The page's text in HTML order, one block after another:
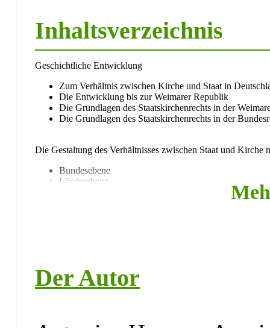
Inhaltsverzeichnis
Geschichtliche Entwicklung
Zum Verhältnis zwischen Kirche und Staat in
Die Entwicklung bis zur Weimarer Republik
Die Grundlagen des Staatskirchenrechts in der
Die Grundlagen des Staatskirchenrechts in der
Die Gestaltung des Verhältnisses zwischen Staat und Kirche
Bundesebene
Länderebene
Der Autor